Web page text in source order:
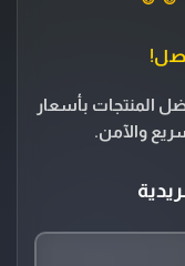
المنتجات بأسعار
والآمن.